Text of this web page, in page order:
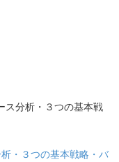
分析・３つの基本戦
・３つの基本戦略・バ